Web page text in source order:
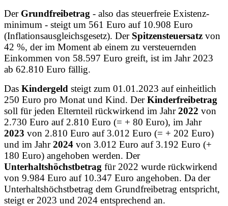
Der Grundfreibetrag - also das steuerfreie Existenz-
minimum - steigt um 561 Euro auf 10.908 Euro
(Inflationsausgleichsgesetz). Der Spitzensteuersatz von
42 %, der im Moment ab einem zu versteuernden
Einkommen von 58.597 Euro greift, ist im Jahr 2023
ab 62.810 Euro fällig.
Das Kindergeld steigt zum 01.01.2023 auf einheitlich
250 Euro pro Monat und Kind. DerKinderfreibetrag
soll für jeden Elternteil rückwirkend im Jahr2022 von
2.730 Euro auf 2.810 Euro (= + 80 Euro), im Jahr
2023 von 2.810 Euro auf 3.012 Euro (= + 202 Euro)
und im Jahr2024 von 3.012 Euro auf 3.192 Euro (+
180 Euro) angehoben werden. Der
Unterhaltshöchstbetrag für 2022 wurde rückwirkend
von 9.984 Euro auf 10.347 Euro angehoben. Da der
Unterhaltshöchstbetrag dem Grundfreibetrag entspricht,
steigt er 2023 und 2024 entsprechend an.